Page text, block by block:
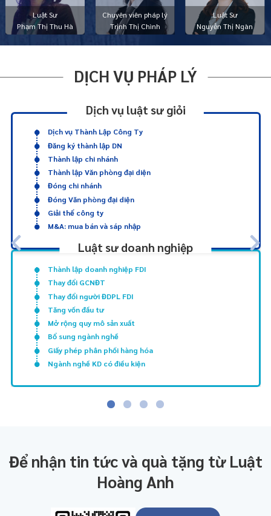
Luật Sư
Phạm Thị Thu Hà
Chuyên viên pháp lý
Trịnh Thị Chình
Luật Sư
Nguyễn Thị Ngàn
DỊCH VỤ PHÁP LÝ
Dịch vụ luật sư giỏi
Dịch vụ Thành Lập Công Ty
Đăng ký thành lập DN
Thành lập chi nhánh
Thành lập Văn phòng đại diện
Đóng chi nhánh
Đóng Văn phòng đại diện
Giải thể công ty
M&A: mua bán và sáp nhập
Luật sư doanh nghiệp
Thành lập doanh nghiệp FDI
Thay đổi GCNĐT
Thay đổi người ĐDPL FDI
Tăng vốn đầu tư
Mở rộng quy mô sản xuất
Bổ sung ngành nghề
Giấy phép phân phối hàng hóa
Ngành nghề KD có điều kiện
Để nhận tin tức và quà tặng từ Luật
Hoàng Anh